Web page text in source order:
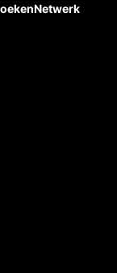
Netwerk